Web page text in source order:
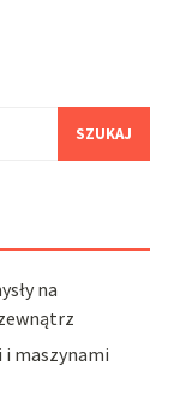
na
i maszynami